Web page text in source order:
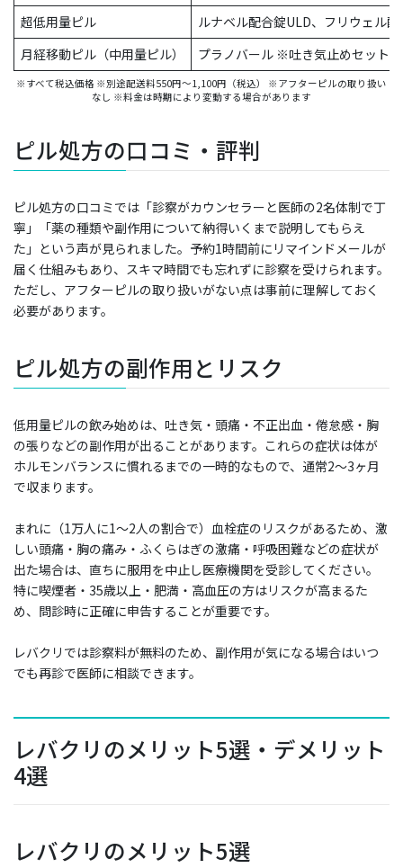
超低用量ピル
ルナベル配合錠ULD、フリウェル
月経移動ピル（中用量ピル）
プラノバール ※吐き気止めセット
※すべて税込価格 ※別途配送料550円〜1,100円（税込） ※アフターピルの取り扱い
なし ※料金は時期により変動する場合があります
ピル処方の口コミ・評判
ピル処方の口コミでは「診察がカウンセラーと医師の2名体制で丁
寧」「薬の種類や副作用について納得いくまで説明してもらえ
た」という声が見られました。予約1時間前にリマインドメールが
届く仕組みもあり、スキマ時間でも忘れずに診察を受けられます。
ただし、アフターピルの取り扱いがない点は事前に理解しておく
必要があります。
ピル処方の副作用とリスク
低用量ピルの飲み始めは、吐き気・頭痛・不正出血・倦怠感・胸
の張りなどの副作用が出ることがあります。これらの症状は体が
ホルモンバランスに慣れるまでの一時的なもので、通常2〜3ヶ月
で収まります。
まれに（1万人に1〜2人の割合で）血栓症のリスクがあるため、激
しい頭痛・胸の痛み・ふくらはぎの激痛・呼吸困難などの症状が
出た場合は、直ちに服用を中止し医療機関を受診してください。
特に喫煙者・35歳以上・肥満・高血圧の方はリスクが高まるた
め、問診時に正確に申告することが重要です。
レバクリでは診察料が無料のため、副作用が気になる場合はいつ
でも再診で医師に相談できます。
レバクリのメリット5選・デメリット
4選
レバクリのメリット5選